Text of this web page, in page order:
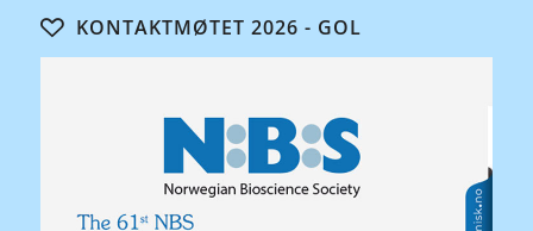
KONTAKTMØTET 2026 - GOL